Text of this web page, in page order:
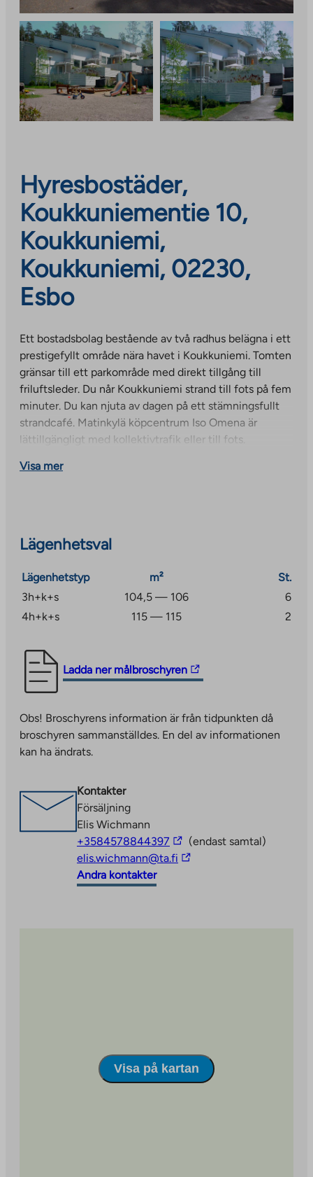
Hyresbostäder,
Koukkuniementie 10,
Koukkuniemi,
Koukkuniemi, 02230,
Esbo
Ett bostadsbolag bestående av två radhus belägna i ett
prestigefyllt område nära havet i Koukkuniemi. Tomten
gränsar till ett parkområde med direkt tillgång till
friluftsleder. Du når Koukkuniemi strand till fots på fem
minuter. Du kan njuta av dagen på ett stämningsfullt
strandcafé. Matinkylä köpcentrum Iso Omena är
lättillgängligt med kollektivtrafik eller till fots.
Visa mer
Lägenhetsval
Lägenhetstyp m²
St.
3h+k+s
104,5 — 106
6
4h+k+s
115 — 115 2
Ladda ner målbroschyren
The
you
to
an
site.
Link
opens
new
tab
Obs! Broschyrens information är från tidpunkten då
broschyren sammanställdes. En del av informationen
kan ha ändrats.
Kontakter
Försäljning
Elis Wichmann
+3584578844397 The
link
(endast samtal)
elis.wichmann@ta.fi The
Andra kontakter
Visa på kartan